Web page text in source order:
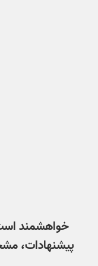
خواهشمند
پیشنهادات،